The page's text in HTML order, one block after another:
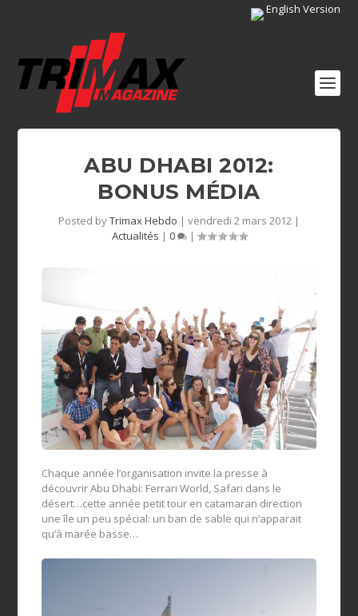
English Version
ABU DHABI 2012:
BONUS MÉDIA
Posted byTrimax Hebdo | vendredi 2 mars 2012 |
Actualités | 0 |
Chaque année l’organisation invite la presse à
découvrir Abu Dhabi: Ferrari World, Safari dans le
désert…cette année petit tour en catamaran direction
une île un peu spécial: un ban de sable qui n’apparait
qu’à marée basse…